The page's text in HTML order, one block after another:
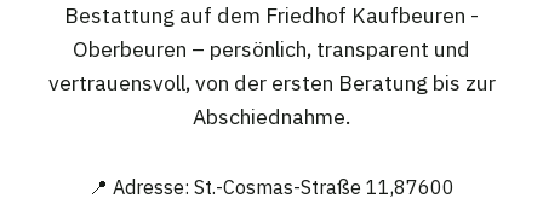
Bestattung auf dem Friedhof Kaufbeuren -
Oberbeuren – persönlich, transparent und
vertrauensvoll, von der ersten Beratung bis zur
Abschiednahme.
📍 Adresse: St.-Cosmas-Straße 11,87600